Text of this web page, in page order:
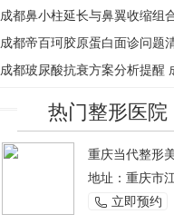
成都帝百珂胶原蛋白面诊问题
热门整形医院
重庆当代整形
 立即预约